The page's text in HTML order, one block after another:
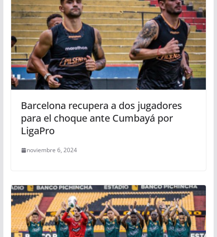
Barcelona recupera a dos jugadores
para el choque ante Cumbayá por
LigaPro
noviembre 6, 2024